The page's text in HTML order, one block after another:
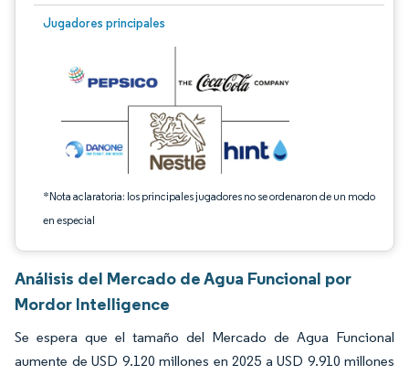
Jugadores principales
*Nota aclaratoria: los principales jugadores no se ordenaron de un modo
en especial
Imagen © Mordor Intelligence. El uso requiere atribución según CC BY 4.0.
Análisis del Mercado de Agua Funcional por
Mordor Intelligence
Se espera que el tamaño del Mercado de Agua Funcional
aumente de USD 9.120 millones en 2025 a USD 9.910 millones